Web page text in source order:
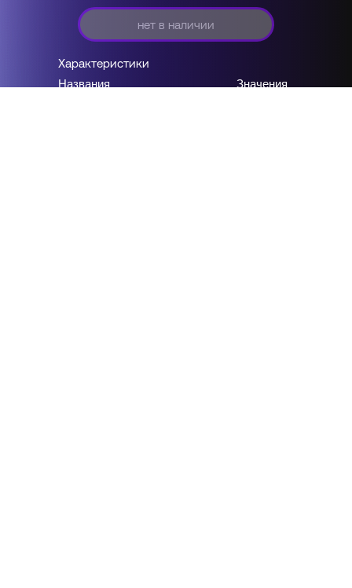
Значения
Названия
Характеристики
нет в наличии